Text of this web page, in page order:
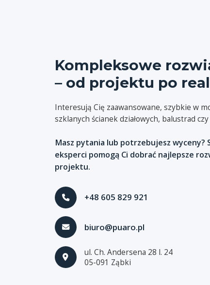
Kompleksowe
– od projektu po
Interesują Cię zaawansowane, szybkie w
szklanych ścianek działowych, balustrad
Masz pytania lub potrzebujesz wyceny?
eksperci pomogą Ci dobrać najlepsze
projektu.
+48 605 829 921
biuro@puaro.pl
ul. Ch. Andersena 28 l. 24
05-091 Ząbki